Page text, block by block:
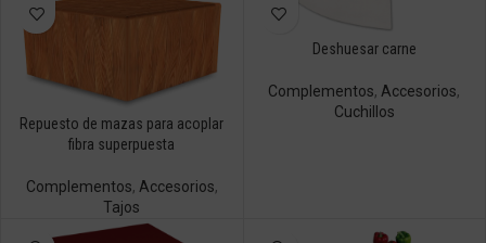
Repuesto de mazas para acoplar
fibra superpuesta
Complementos, Accesorios,
Tajos
Deshuesar carne
Complementos, Accesorios,
Cuchillos